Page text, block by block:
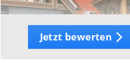
Jetzt bewerten